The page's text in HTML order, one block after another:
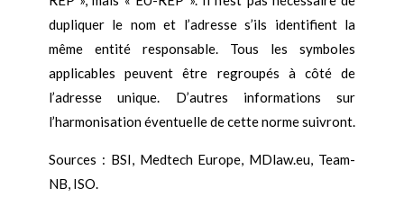
dupliquer le nom et l’adresse s’ils identifient la
même entité responsable. Tous les symboles
applicables peuvent être regroupés à côté de
l’adresse unique. D’autres informations sur
l’harmonisation éventuelle de cette norme suivront.
Sources : BSI, Medtech Europe, MDlaw.eu, Team-
NB, ISO.